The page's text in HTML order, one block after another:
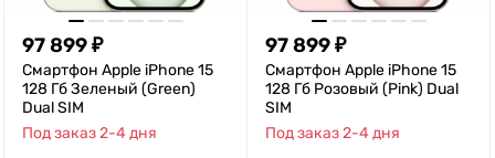
97 899₽
Смартфон Apple iPhone 15
128 Гб Зеленый (Green)
Dual SIM
Под заказ 2-4 дня
97 899₽
Смартфон Apple iPhone 15
128 Гб Розовый (Pink) Dual
SIM
Под заказ 2-4 дня